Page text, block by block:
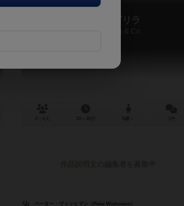
パンダ・ゴリラ
Panda, Gorilla & Co.
ペーター・ヴィッヒマン（Peter Wichmann）